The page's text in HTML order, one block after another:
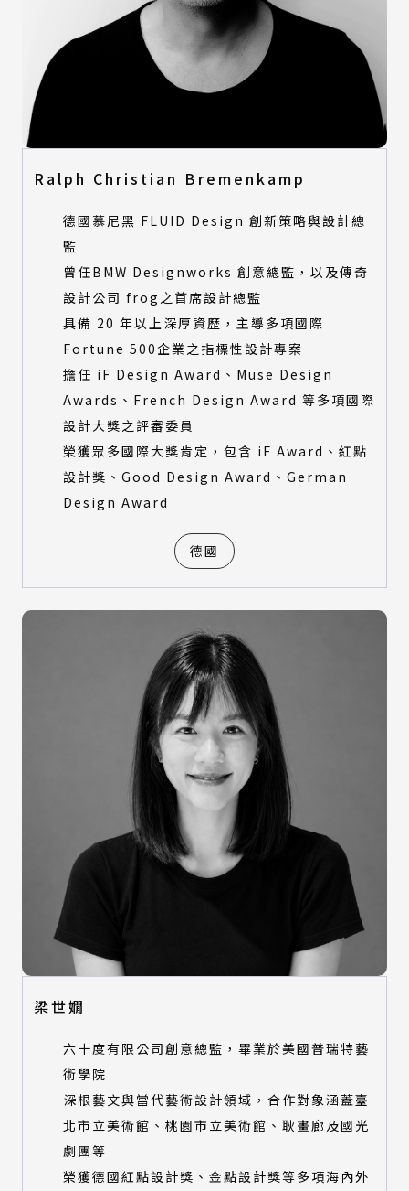
Ralph Christian Bremenkamp
德國慕尼黑 FLUID Design 創新策略與設計總
監
曾任BMW Designworks 創意總監，以及傳奇
設計公司 frog之首席設計總監
具備 20 年以上深厚資歷，主導多項國際
Fortune 500企業之指標性設計專案
擔任 iF Design Award、Muse Design
Awards、French Design Award 等多項國際
設計大獎之評審委員
榮獲眾多國際大獎肯定，包含 iF Award、紅點
設計獎、Good Design Award、German
Design Award
德國
梁世嫺
六十度有限公司創意總監，畢業於美國普瑞特藝
術學院
深根藝文與當代藝術設計領域，合作對象涵蓋臺
北市立美術館、桃園市立美術館、耿畫廊及國光
劇團等
榮獲德國紅點設計獎、金點設計獎等多項海內外